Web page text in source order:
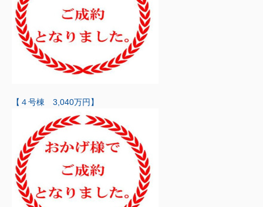
【４号棟 3,040万円】